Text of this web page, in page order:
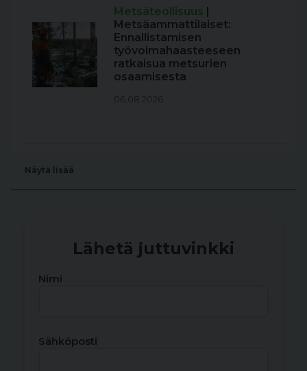
Metsäteollisuus |
Metsäammattilaiset:
Ennallistamisen
työvoimahaasteeseen
ratkaisua metsurien
osaamisesta
06.08.2026
Näytä lisää
Lähetä juttuvinkki
Nimi
Sähköposti